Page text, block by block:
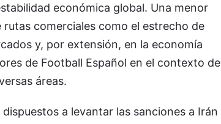
económica global. Una menor
comerciales como el estrecho de
y, por extensión, en la economía
de Football Español en el contexto de
áreas.
a levantar las sanciones a Irán